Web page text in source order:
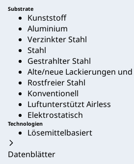
Substrate
Kunststoff
Aluminium
Verzinkter Stahl
Stahl
Gestrahlter Stahl
Alte/neue Lackierungen
Rostfreier Stahl
Konventionell
Luftunterstützt Airless
Elektrostatisch
Technologien
Lösemittelbasiert
Datenblätter